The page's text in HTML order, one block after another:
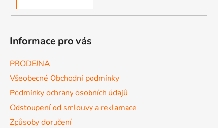
Informace pro vás
PRODEJNA
Všeobecné Obchodní podmínky
Podmínky ochrany osobních údajů
Odstoupení od smlouvy a reklamace
Způsoby doručení